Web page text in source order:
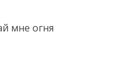
мне огня